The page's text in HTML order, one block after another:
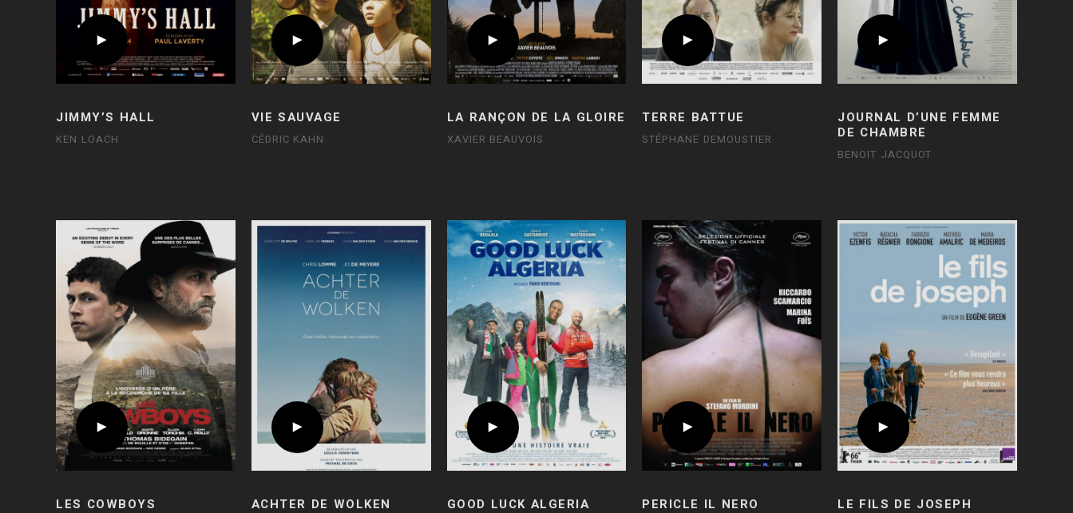
JIMMY’S HALL
KEN LOACH
VIE SAUVAGE
CÉDRIC KAHN
LA RANÇON DE LA GLOIRE
XAVIER BEAUVOIS
TERRE BATTUE
STÉPHANE DEMOUSTIER
JOURNAL D’UNE FEMME
DE CHAMBRE
BENOIT JACQUOT
LES COWBOYS ACHTER DE WOLKEN GOOD LUCK ALGERIA PERICLE IL NERO LE FILS DE JOSEPH